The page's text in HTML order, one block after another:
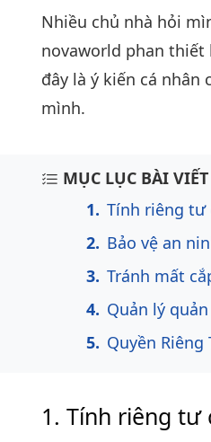
Nhiều chủ nhà hỏi
novaworld phan thiết
đây là ý kiến cá
mình.
Nội dung
MỤC LỤC BÀI VIẾT
Tính riêng tư
Bảo vệ an
Tránh mất
Quản lý
Quyền Riêng
Tính riêng tư